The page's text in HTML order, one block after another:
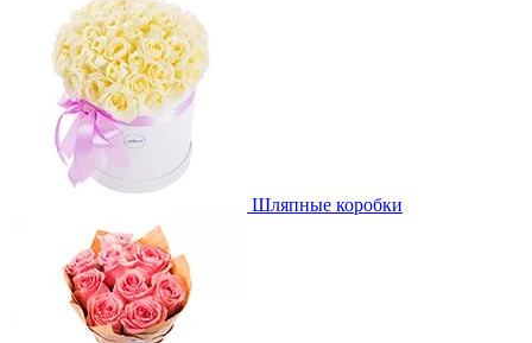
Шляпные коробки